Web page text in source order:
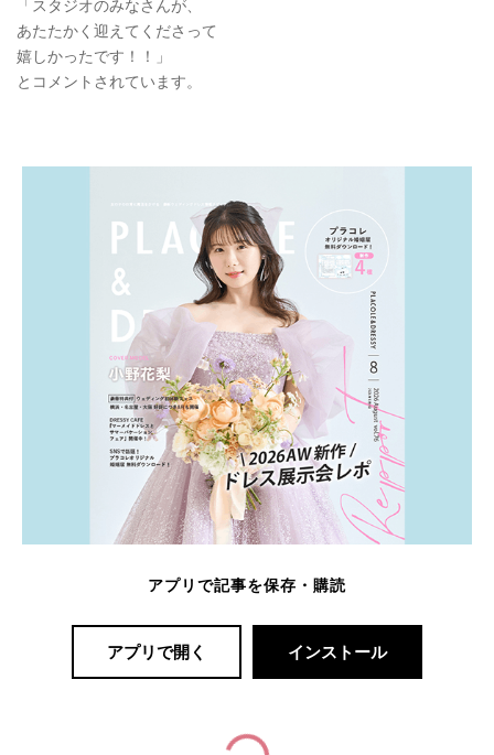
「スタジオのみなさんが、
あたたかく迎えてくださって
嬉しかったです！！」
とコメントされています。
アプリで記事を保存・購読
アプリで開く インストール